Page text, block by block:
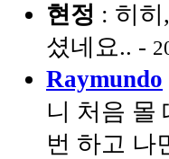
현정 : 히
셨네요.. -
Raymundo
니 처음 몰
번 하고 나